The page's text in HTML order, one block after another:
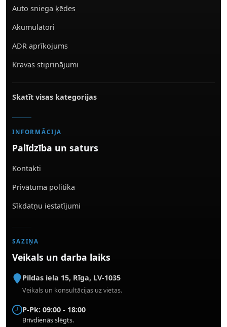
Auto sniega ķēdes
Akumulatori
ADR aprīkojums
Kravas stiprinājumi
Skatīt visas kategorijas
INFORMĀCIJA
Palīdzība un saturs
Kontakti
Privātuma politika
Sīkdatņu iestatījumi
SAZIŅA
Veikals un darba laiks
Pildas iela 15, Rīga, LV-1035
Veikals un konsultācijas uz vietas.
P-Pk: 09:00 - 18:00
Brīvdienās slēgts.